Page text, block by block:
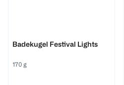
Badekugel Festival Lights
170 g